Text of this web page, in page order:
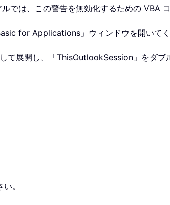
では、この警告を無効化するための VBA
for Applications」ウィンドウを開いて
展開し、「ThisOutlookSession」をダブ
。